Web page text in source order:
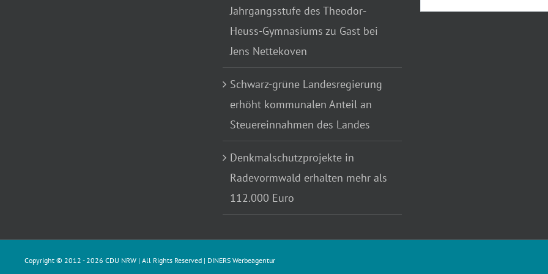
Jahrgangsstufe des Theodor-
Heuss-Gymnasiums zu Gast bei
Jens Nettekoven
Schwarz-grüne Landesregierung
erhöht kommunalen Anteil an
Steuereinnahmen des Landes
Denkmalschutzprojekte in
Radevormwald erhalten mehr als
112.000 Euro
Copyright © 2012 - 2026 CDU NRW | All Rights Reserved | DINERS Werbeagentur